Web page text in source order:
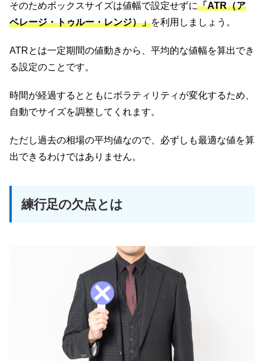
そのためボックスサイズは値幅で設定せずに「ATR（ア
ベレージ・トゥルー・レンジ）」を利用しましょう。
ATRとは一定期間の値動きから、平均的な値幅を算出でき
る設定のことです。
時間が経過するとともにボラティリティが変化するため、
自動でサイズを調整してくれます。
ただし過去の相場の平均値なので、必ずしも最適な値を算
出できるわけではありません。
練行足の欠点とは